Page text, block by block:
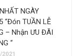
NGÀY
“Đón TUẦN LỄ
– Nhận ƯU ĐÃI
“